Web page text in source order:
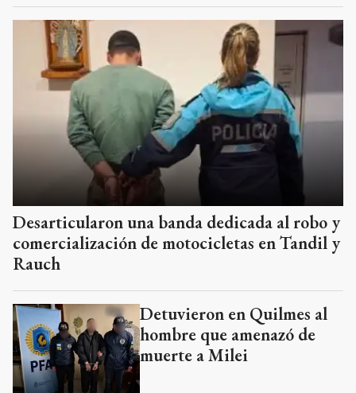
Desarticularon una banda dedicada al robo y
comercialización de motocicletas en Tandil y
Rauch
Detuvieron en Quilmes al
hombre que amenazó de
muerte a Milei